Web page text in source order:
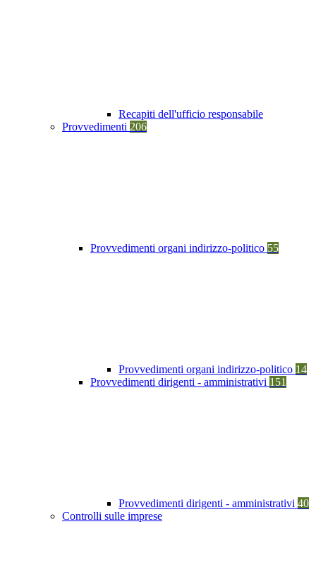
Recapiti dell'ufficio responsabile
Provvedimenti 206
Provvedimenti organi indirizzo-politico 55
Provvedimenti organi indirizzo-politico 14
Provvedimenti dirigenti - amministrativi 151
Provvedimenti dirigenti - amministrativi 40
Controlli sulle imprese